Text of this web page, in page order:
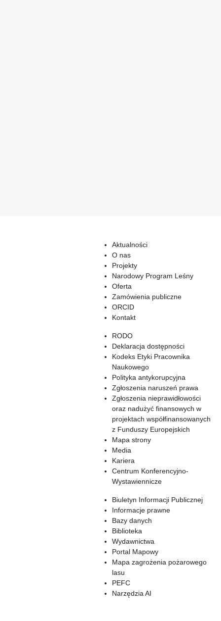
Aktualności
O nas
Projekty
Narodowy Program Leśny
Oferta
Zamówienia publiczne
ORCID
Kontakt
RODO
Deklaracja dostępności
Kodeks Etyki Pracownika
Naukowego
Polityka antykorupcyjna
Zgłoszenia naruszeń prawa
Zgłoszenia nieprawidłowości
oraz nadużyć finansowych w
projektach współfinansowanych
z Funduszy Europejskich
Mapa strony
Media
Kariera
Centrum Konferencyjno-
Wystawiennicze
Biuletyn Informacji Publicznej
Informacje prawne
Bazy danych
Biblioteka
Wydawnictwa
Portal Mapowy
Mapa zagrożenia pożarowego
lasu
PEFC
Narzędzia AI